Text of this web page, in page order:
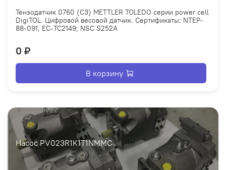
Тензодатчик 0760 (С3) METTLER TOLEDO серии power cell
DigiTOL. Цифровой весовой датчик. Сертификаты: NTEP-
88-091, EC-TC2149; NSC S252A
0 ₽
В корзину
Насос PV023R1K1T1NMMC